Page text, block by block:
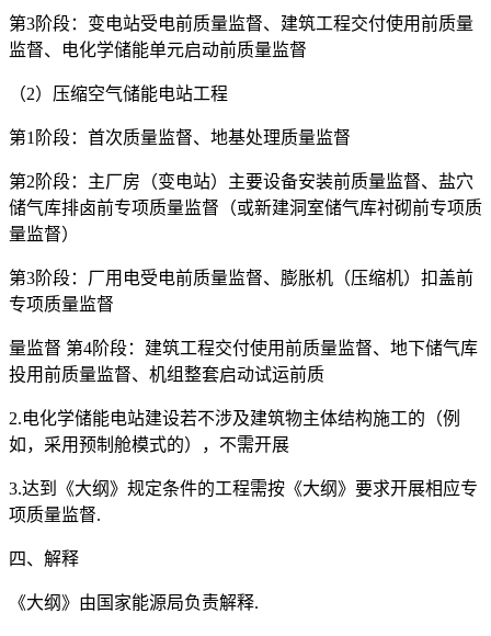
第3阶段：变电站受电前质量监督、建筑工程交付使用前质量
监督、电化学储能单元启动前质量监督
（2）压缩空气储能电站工程
第1阶段：首次质量监督、地基处理质量监督
第2阶段：主厂房（变电站）主要设备安装前质量监督、盐穴
储气库排卤前专项质量监督（或新建洞室储气库衬砌前专项质
量监督）
第3阶段：厂用电受电前质量监督、膨胀机（压缩机）扣盖前
专项质量监督
量监督 第4阶段：建筑工程交付使用前质量监督、地下储气库
投用前质量监督、机组整套启动试运前质
2.电化学储能电站建设若不涉及建筑物主体结构施工的（例
如，采用预制舱模式的），不需开展
3.达到《大纲》规定条件的工程需按《大纲》要求开展相应专
项质量监督.
四、解释
《大纲》由国家能源局负责解释.